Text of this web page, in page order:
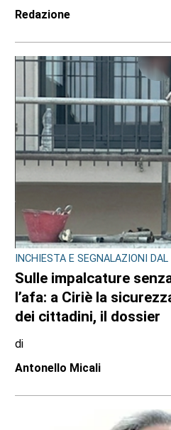
Redazione
INCHIESTA E SEGNALAZIONI
Sulle impalcature
l’afa: a Ciriè la
dei cittadini, il dossier
di
Antonello Micali